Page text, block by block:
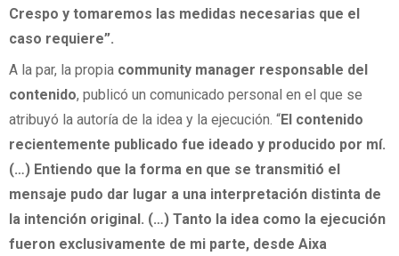
Crespo y tomaremos las medidas necesarias que el
caso requiere”.
A la par, la propia community manager responsable del
contenido, publicó un comunicado personal en el que se
atribuyó la autoría de la idea y la ejecución. “El contenido
recientemente publicado fue ideado y producido por mí.
(…) Entiendo que la forma en que se transmitió el
mensaje pudo dar lugar a una interpretación distinta de
la intención original. (…) Tanto la idea como la ejecución
fueron exclusivamente de mi parte, desde Aixa